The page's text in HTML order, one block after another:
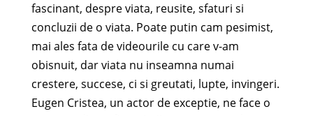
fascinant, despre viata, reusite, sfaturi si
concluzii de o viata. Poate putin cam pesimist,
mai ales fata de videourile cu care v-am
obisnuit, dar viata nu inseamna numai
crestere, succese, ci si greutati, lupte, invingeri.
Eugen Cristea, un actor de exceptie, ne face o